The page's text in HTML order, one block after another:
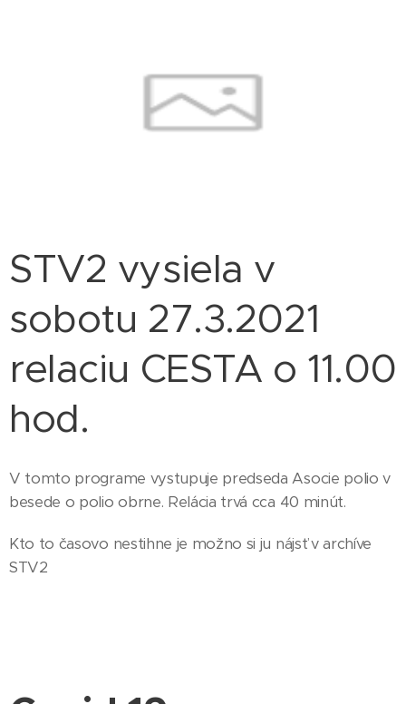
STV2 vysiela v
sobotu 27.3.2021
relaciu CESTA o 11.00
hod.
V tomto programe vystupuje predseda Asocie polio v
besede o polio obrne. Relácia trvá cca 40 minút.
Kto to časovo nestihne je možno si ju nájsť v archíve
STV2